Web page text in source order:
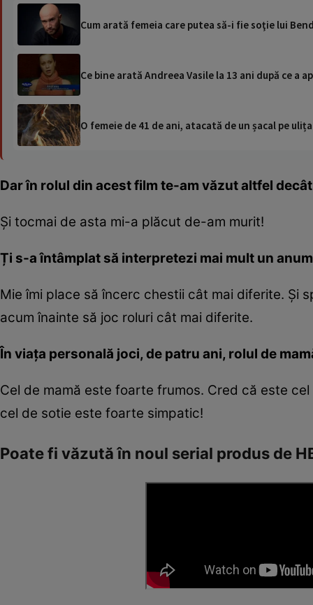
Cum arată femeia care putea să-i fie soţie lui
Ce bine arată Andreea Vasile la 13 ani după ce a
O femeie de 41 de ani, atacată de un șacal pe
Dar în rolul din acest film te-am văzut altfel
Și tocmai de asta mi-a plăcut de-am murit!
Ți s-a întâmplat să interpretezi mai mult un
Mie îmi place să încerc chestii cât mai diferite. Și
acum înainte să joc roluri cât mai diferite.
În viața personală joci, de patru ani, rolul de
Cel de mamă este foarte frumos. Cred că este
cel de sotie este foarte simpatic!
Poate fi văzută în noul serial produs de